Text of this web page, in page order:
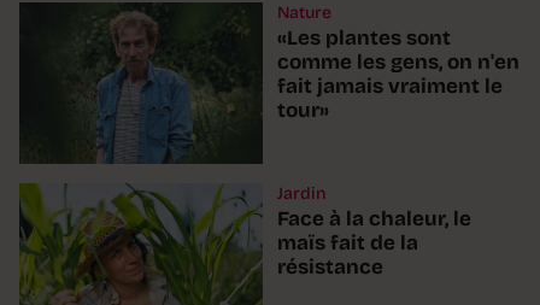
Nature
«Les plantes sont
comme les gens, on n'en
fait jamais vraiment le
tour»
Jardin
Face à la chaleur, le
maïs fait de la
résistance